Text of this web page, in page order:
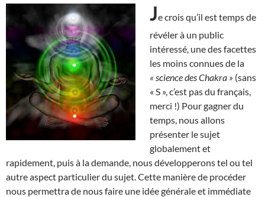
Je crois qu’il est temps de
révéler à un public
intéressé, une des facettes
les moins connues de la
« science des Chakra » (sans
« S », c’est pas du français,
merci !) Pour gagner du
temps, nous allons
présenter le sujet
globalement et
rapidement, puis à la demande, nous développerons tel ou tel
autre aspect particulier du sujet. Cette manière de procéder
nous permettra de nous faire une idée générale et immédiate